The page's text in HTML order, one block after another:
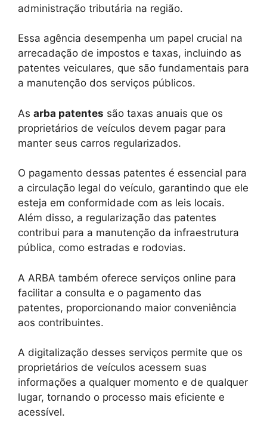
administração tributária na região.
Essa agência desempenha um papel crucial na
arrecadação de impostos e taxas, incluindo as
patentes veiculares, que são fundamentais para
a manutenção dos serviços públicos.
As arba patentes são taxas anuais que os
proprietários de veículos devem pagar para
manter seus carros regularizados.
O pagamento dessas patentes é essencial para
a circulação legal do veículo, garantindo que ele
esteja em conformidade com as leis locais.
Além disso, a regularização das patentes
contribui para a manutenção da infraestrutura
pública, como estradas e rodovias.
A ARBA também oferece serviços online para
facilitar a consulta e o pagamento das
patentes, proporcionando maior conveniência
aos contribuintes.
A digitalização desses serviços permite que os
proprietários de veículos acessem suas
informações a qualquer momento e de qualquer
lugar, tornando o processo mais eficiente e
acessível.